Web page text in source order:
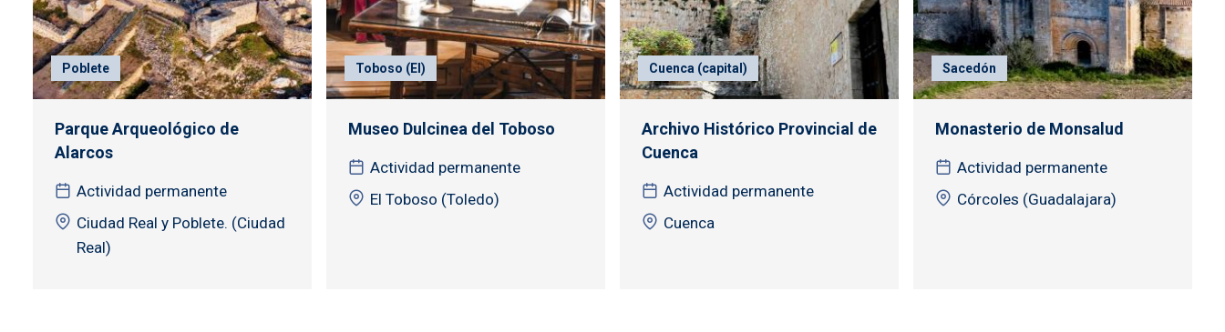
Poblete
Parque Arqueológico de
Alarcos
Actividad permanente
Ciudad Real y Poblete. (Ciudad
Real)
Toboso (El)
Museo Dulcinea del Toboso
Actividad permanente
El Toboso (Toledo)
Cuenca (capital)
Archivo Histórico Provincial de
Cuenca
Actividad permanente
Cuenca
Sacedón
Monasterio de Monsalud
Actividad permanente
Córcoles (Guadalajara)